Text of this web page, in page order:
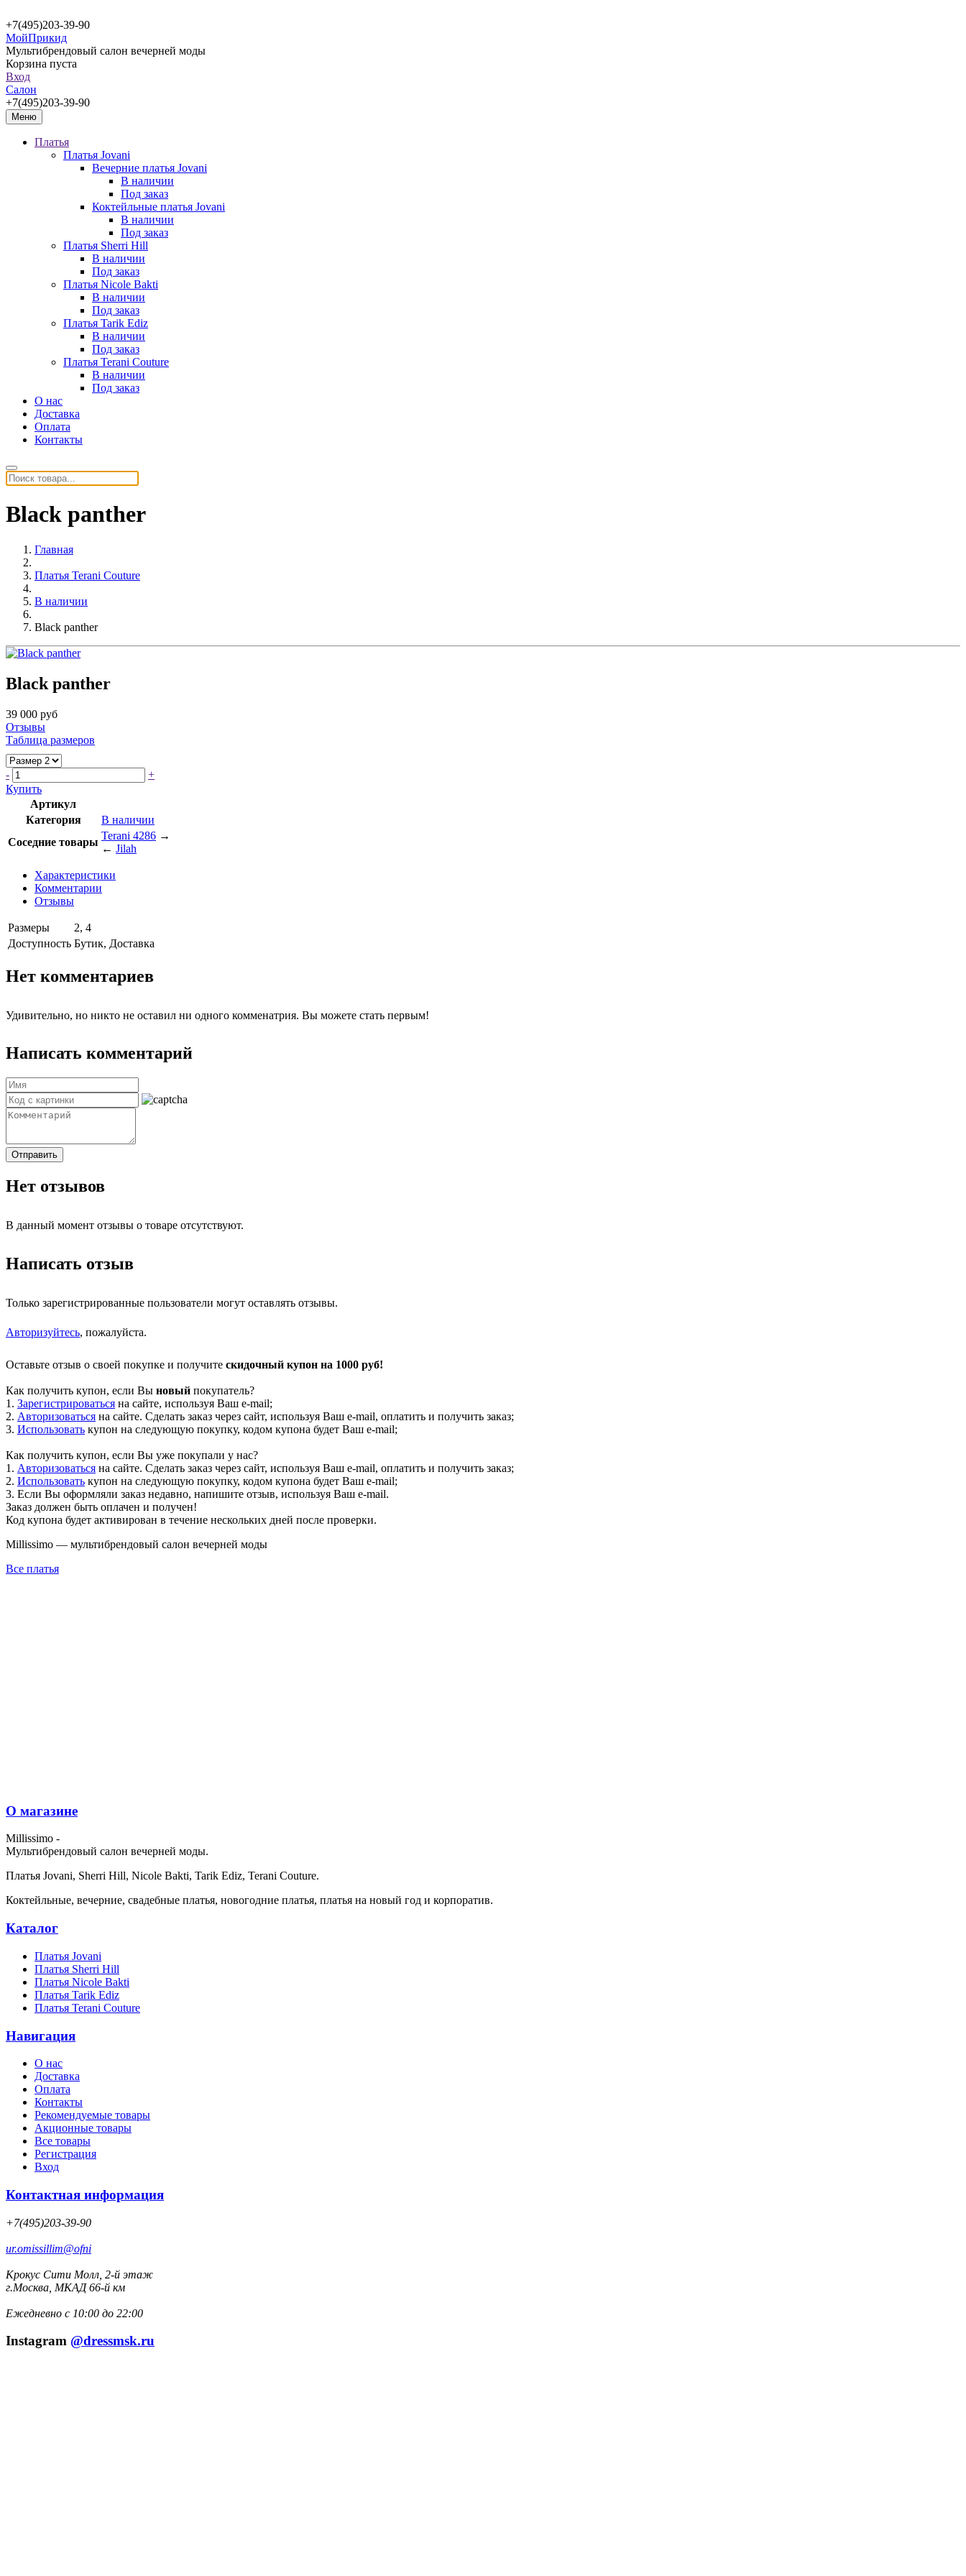
+7(495)203-39-90
МойПрикид
Мультибрендовый салон вечерней моды
Корзина пуста
Вход
Салон
+7(495)203-39-90
Меню
Платья
Платья Jovani
Вечерние платья Jovani
В наличии
Под заказ
Коктейльные платья Jovani
В наличии
Под заказ
Платья Sherri Hill
В наличии
Под заказ
Платья Nicole Bakti
В наличии
Под заказ
Платья Tarik Ediz
В наличии
Под заказ
Платья Terani Couture
В наличии
Под заказ
О нас
Доставка
Оплата
Контакты
Black panther
Главная
Платья Terani Couture
В наличии
Black panther
Black panther
39 000 руб
Отзывы
Таблица размеров
-
+
Купить
Артикул
Категория
В наличии
Соседние товары
Terani 4286 →
← Jilah
Характеристики
Комментарии
Отзывы
Размеры
2, 4
Доступность Бутик, Доставка
Нет комментариев
Удивительно, но никто не оставил ни одного комменатрия. Вы можете стать первым!
Написать комментарий
Отправить
Нет отзывов
В данный момент отзывы о товаре отсутствуют.
Написать отзыв
Только зарегистрированные пользователи могут оставлять отзывы.
Авторизуйтесь, пожалуйста.
Оставьте отзыв о своей покупке и получите скидочный купон на 1000 руб!
Как получить купон, если Вы новый покупатель?
1. Зарегистрироваться на сайте, используя Ваш e-mail;
2. Авторизоваться на сайте. Сделать заказ через сайт, используя Ваш e-mail, оплатить и получить заказ;
3. Использовать купон на следующую покупку, кодом купона будет Ваш e-mail;
Как получить купон, если Вы уже покупали у нас?
1. Авторизоваться на сайте. Сделать заказ через сайт, используя Ваш e-mail, оплатить и получить заказ;
2. Использовать купон на следующую покупку, кодом купона будет Ваш e-mail;
3. Если Вы оформляли заказ недавно, напишите отзыв, используя Ваш e-mail.
Заказ должен быть оплачен и получен!
Код купона будет активирован в течение нескольких дней после проверки.
Millissimo — мультибрендовый салон вечерней моды
Все платья
О магазине
Millissimo -
Мультибрендовый салон вечерней моды.
Платья Jovani, Sherri Hill, Nicole Bakti, Tarik Ediz, Terani Couture.
Коктейльные, вечерние, свадебные платья, новогодние платья, платья на новый год и корпоратив.
Каталог
Платья Jovani
Платья Sherri Hill
Платья Nicole Bakti
Платья Tarik Ediz
Платья Terani Couture
Навигация
О нас
Доставка
Оплата
Контакты
Рекомендуемые товары
Акционные товары
Все товары
Регистрация
Вход
Контактная информация
+7(495)203-39-90
ur.omissillim@ofni
Крокус Сити Молл, 2-й этаж
г.Москва, МКАД 66-й км
Ежедневно с 10:00 до 22:00
Instagram @dressmsk.ru